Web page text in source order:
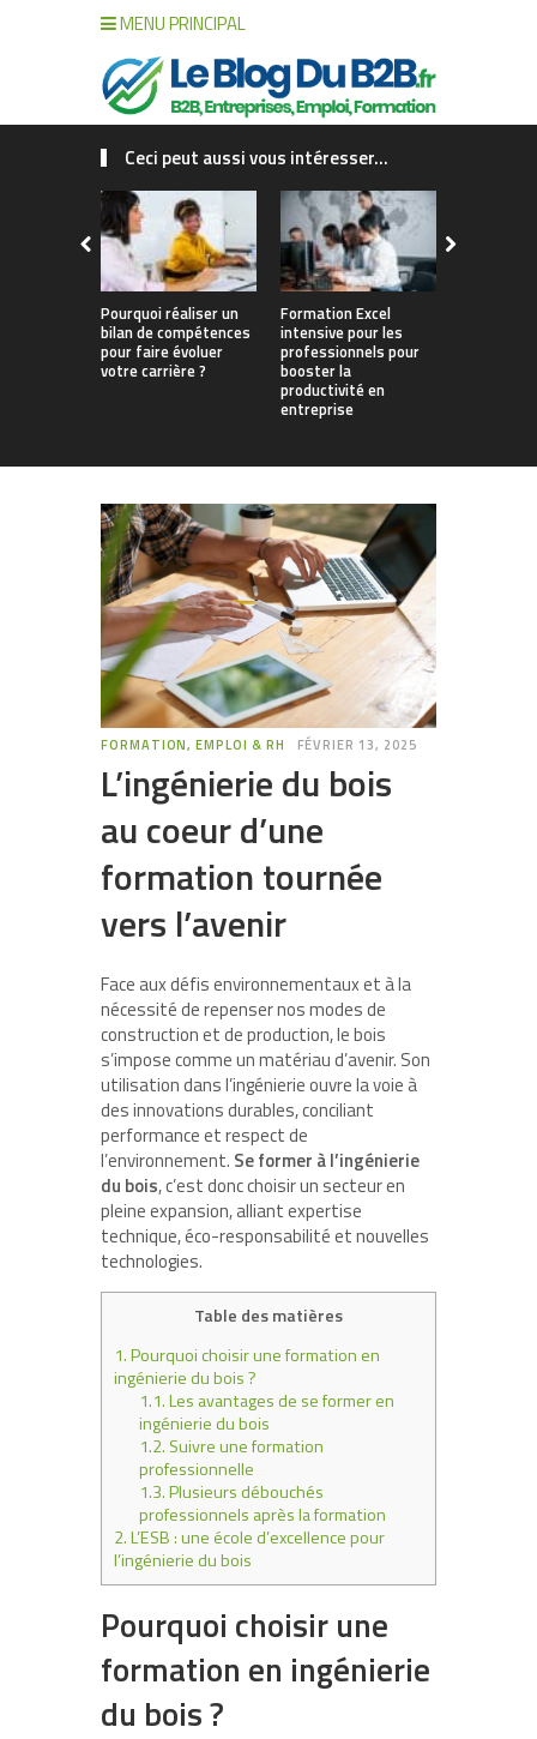
MENU PRINCIPAL
Ceci peut aussi vous intéresser...
Pourquoi réaliser un
bilan de compétences
pour faire évoluer
votre carrière ?
Formation Excel
intensive pour les
professionnels pour
booster la
productivité en
entreprise
FORMATION, EMPLOI & RH FÉVRIER 13, 2025
L’ingénierie du bois
au coeur d’une
formation tournée
vers l’avenir
Face aux défis environnementaux et à la
nécessité de repenser nos modes de
construction et de production, le bois
s’impose comme un matériau d’avenir. Son
utilisation dans l’ingénierie ouvre la voie à
des innovations durables, conciliant
performance et respect de
l’environnement. Se former à l’ingénierie
du bois, c’est donc choisir un secteur en
pleine expansion, alliant expertise
technique, éco-responsabilité et nouvelles
technologies.
Table des matières
1.Pourquoi choisir une formation en
ingénierie du bois ?
1.1.Les avantages de se former en
ingénierie du bois
1.2. Suivre une formation
professionnelle
1.3.Plusieurs débouchés
professionnels après la formation
2.L’ESB : une école d’excellence pour
l’ingénierie du bois
Pourquoi choisir une
formation en ingénierie
du bois ?